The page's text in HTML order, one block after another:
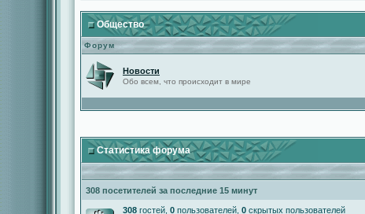
Общество
Форум
Новости
Обо всем, что происходит в мире
Статистика форума
308 посетителей за последние 15 минут
308 гостей, 0 пользователей, 0 скрытых пользователей